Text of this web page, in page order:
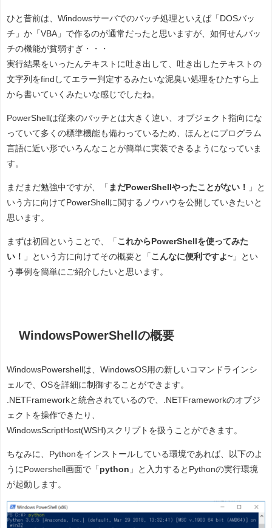
ひと昔前は、Windowsサーバでのバッチ処理といえば「DOSバッ
チ」か「VBA」で作るのが通常だったと思いますが、如何せんバッ
チの機能が貧弱すぎ・・・
実行結果をいったんテキストに吐き出して、吐き出したテキストの
文字列をfindしてエラー判定するみたいな泥臭い処理をひたすら上
から書いていくみたいな感じでしたね。
PowerShellは従来のバッチとは大きく違い、オブジェクト指向にな
っていて多くの標準機能も備わっているため、ほんとにプログラム
言語に近い形でいろんなことが簡単に実装できるようになっていま
す。
まだまだ勉強中ですが、「 まだPowerShellやったことがない！
」と
いう方に向けてPowerShellに関するノウハウを公開していきたいと
思います。
まずは初回ということで、「 これからPowerShellを使ってみた
い！
」という方に向けてその概要と「 こんなに便利ですよ~ 」とい
う事例を簡単にご紹介したいと思います。
WindowsPowerShellの概要
WindowsPowershellは、WindowsOS用の新しいコマンドラインシ
ェルで、OSを詳細に制御することができます。
.NETFrameworkと統合されているので、.NETFrameworkのオブジ
ェクトを操作できたり、
WindowsScriptHost(WSH)スクリプトを扱うことができます。
ちなみに、Pythonをインストールしている環境であれば、以下のよ
うにPowershell画面で「 python 」と入力するとPythonの実行環境
が起動します。